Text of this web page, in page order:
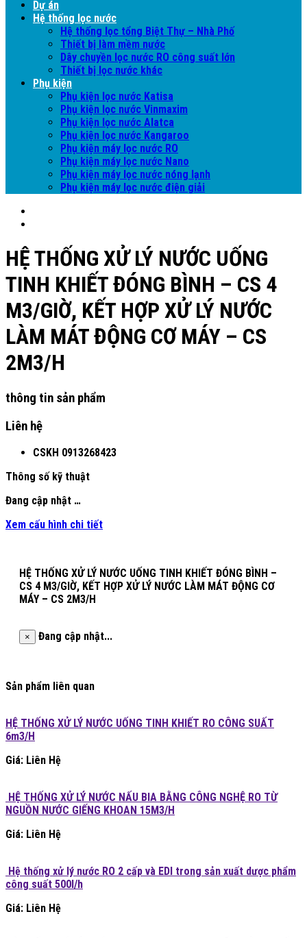
Dự án
Hệ thống lọc nước
Hệ thống lọc tổng Biệt Thự – Nhà Phố
Thiết bị làm mềm nước
Dây chuyền lọc nước RO công suất lớn
Thiết bị lọc nước khác
Phụ kiện
Phụ kiện lọc nước Katisa
Phụ kiện lọc nước Vinmaxim
Phụ kiện lọc nước Alatca
Phụ kiện lọc nước Kangaroo
Phụ kiện máy lọc nước RO
Phụ kiện máy lọc nước Nano
Phụ kiện máy lọc nước nóng lạnh
Phụ kiện máy lọc nước điện giải
HỆ THỐNG XỬ LÝ NƯỚC UỐNG
TINH KHIẾT ĐÓNG BÌNH – CS 4
M3/GIỜ, KẾT HỢP XỬ LÝ NƯỚC
LÀM MÁT ĐỘNG CƠ MÁY – CS
2M3/H
thông tin sản phẩm
Liên hệ
CSKH 0913268423
Thông số kỹ thuật
Đang cập nhật …
Xem cấu hình chi tiết
HỆ THỐNG XỬ LÝ NƯỚC UỐNG TINH KHIẾT ĐÓNG BÌNH –
CS 4 M3/GIỜ, KẾT HỢP XỬ LÝ NƯỚC LÀM MÁT ĐỘNG CƠ
MÁY – CS 2M3/H
× Đang cập nhật...
Sản phẩm liên quan
HỆ THỐNG XỬ LÝ NƯỚC UỐNG TINH KHIẾT RO CÔNG SUẤT
6m3/H
Giá: Liên Hệ
HỆ THỐNG XỬ LÝ NƯỚC NẤU BIA BẰNG CÔNG NGHỆ RO TỪ
NGUỒN NƯỚC GIẾNG KHOAN 15M3/H
Giá: Liên Hệ
Hệ thống xử lý nước RO 2 cấp và EDI trong sản xuất dược phẩm
công suất 500l/h
Giá: Liên Hệ